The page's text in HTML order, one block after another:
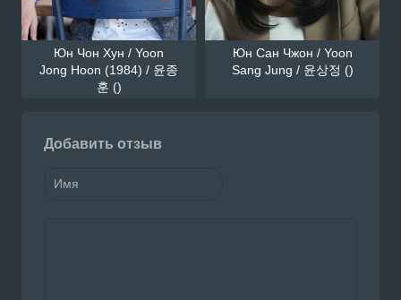
Юн Чон Хун / Yoon
Jong Hoon (1984) / 윤종
훈 ()
Юн Сан Чжон / Yoon
Sang Jung / 윤상정 ()
Добавить отзыв